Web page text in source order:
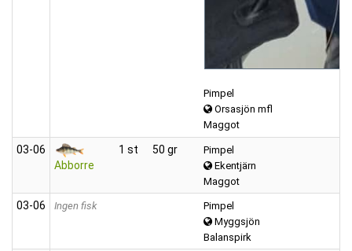
Pimpel
Orsasjön mfl
Maggot
03‑06
Abborre
1 st 50 gr
Pimpel
Ekentjärn
Maggot
03‑06 Ingen fisk
Pimpel
Myggsjön
Balanspirk